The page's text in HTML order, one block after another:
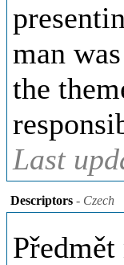
man
the
Last
Descriptors - Czech
Předmět